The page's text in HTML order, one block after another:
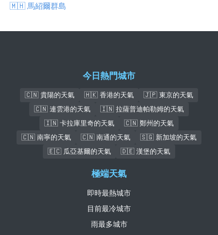
🇲🇭 馬紹爾群島
今日熱門城市
🇨🇳 貴陽的天氣 🇭🇰 香港的天氣
🇯🇵 東京的天氣
🇨🇳 連雲港的天氣
🇮🇳 拉薩普迪帕勒姆的天氣
🇮🇳 卡拉庫里奇的天氣
🇨🇳 鄭州的天氣
🇨🇳 南寧的天氣
🇨🇳 南通的天氣
🇸🇬 新加坡的天氣
🇪🇨 瓜亞基爾的天氣
🇩🇪 漢堡的天氣
極端天氣
即時最熱城市
目前最冷城市
雨最多城市